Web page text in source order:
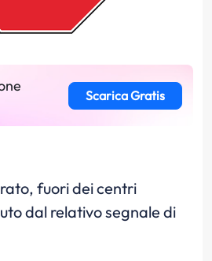
Scarica Gratis
fuori dei centri
dal relativo segnale di